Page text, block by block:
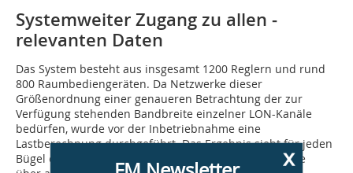
Systemweiter Zugang zu allen ­
relevanten Daten
Das System besteht aus insgesamt 1200 Reglern und rund
800 Raumbedienge­räten. Da Netzwerke dieser
Größenordnung einer genaueren Betrachtung der zur
Verfügung stehenden Bandbreite einzelner LON-Kanäle
bedürfen, wurde vor der Inbetriebnahme eine
Lastberechnung durchgeführt. Das Ergebnis sieht für jeden
Bügel einen vertikalen Hochgeschwindigkeitsbackbone
x